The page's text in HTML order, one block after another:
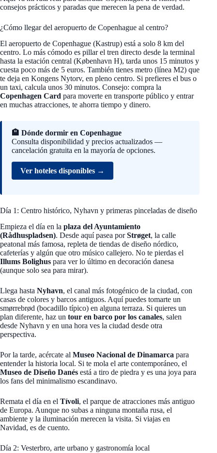
consejos prácticos y paradas que merecen la pena de verdad.
¿Cómo llegar del aeropuerto de Copenhague al centro?
El aeropuerto de Copenhague (Kastrup) está a solo 8 km del
centro. Lo más cómodo es pillar el tren directo desde la terminal
hasta la estación central (København H), tarda unos 15 minutos y
cuesta poco más de 5 euros. También tienes metro (línea M2) que
te deja en Kongens Nytorv, en pleno centro. Si prefieres el bus o
un taxi, calcula unos 30 minutos. Consejo: compra la
Copenhagen Card para moverte en transporte público y entrar
en muchas atracciones, te ahorra tiempo y dinero.
🏨 Dónde dormir en Copenhague
Consulta disponibilidad y precios actualizados —
cancelación gratuita en la mayoría de opciones.
Ver hoteles disponibles →
Día 1: Centro histórico, Nyhavn y primeras pinceladas de diseño
Empieza el día en la plaza del Ayuntamiento
(Rådhuspladsen). Desde aquí pasea porStrøget, la calle
peatonal más famosa, repleta de tiendas de diseño nórdico,
cafeterías y algún que otro músico callejero. No te pierdas el
Illums Bolighus para ver lo último en decoración danesa
(aunque solo sea para mirar).
Llega hasta Nyhavn, el canal más fotogénico de la ciudad, con
casas de colores y barcos antiguos. Aquí puedes tomarte un
smørrebrød (bocadillo típico) en alguna terraza. Si quieres un
plan diferente, haz un tour en barco por los canales, salen
desde Nyhavn y en una hora ves la ciudad desde otra
perspectiva.
Por la tarde, acércate al Museo Nacional de Dinamarca para
entender la historia local. Si te mola el arte contemporáneo, el
Museo de Diseño Danés está a tiro de piedra y es una joya para
los fans del minimalismo escandinavo.
Remata el día en el Tívoli, el parque de atracciones más antiguo
de Europa. Aunque no subas a ninguna montaña rusa, el
ambiente y la iluminación merecen la visita. Si viajas en
Navidad, es de cuento.
Día 2: Vesterbro, arte urbano y gastronomía local